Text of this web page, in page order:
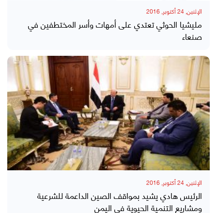
الإثنين, 24 أكتوبر, 2016
مليشيا الحوثي تعتدي على أمهات وأسر المختطفين في
صنعاء
الإثنين, 24 أكتوبر, 2016
الرئيس هادي يشيد بمواقف الصين الداعمة للشرعية
ومشاريع التنمية الحيوية في اليمن